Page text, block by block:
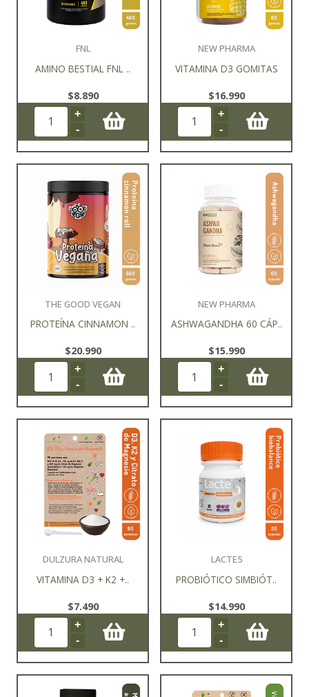
FNL
AMINO BESTIAL FNL ..
$8.890
+
-
NEW PHARMA
VITAMINA D3 GOMITAS
$16.990
+
-
THE GOOD VEGAN
PROTEÍNA CINNAMON ..
$20.990
+
-
NEW PHARMA
ASHWAGANDHA 60 CÁP..
$15.990
+
-
DULZURA NATURAL
VITAMINA D3 + K2 +..
$7.490
+
-
LACTE5
PROBIÓTICO SIMBIÓT..
$14.990
+
-